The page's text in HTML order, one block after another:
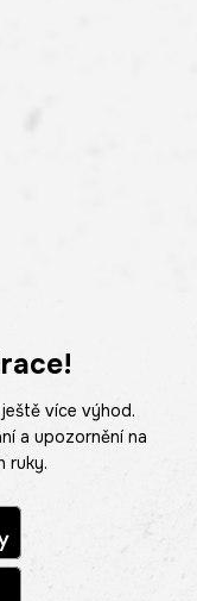
více výhod.
a upozornění na
ruky.